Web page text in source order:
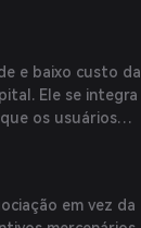
e baixo custo da
Ele se integra
os usuários
com
em vez da